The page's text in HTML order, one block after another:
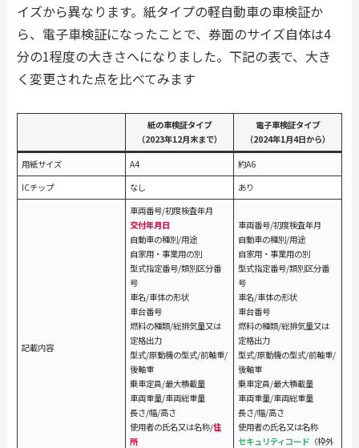
イズから異なります。紙タイプの軽自動車の車検証か
ら、電子車検証になったことで、券面のサイズ自体は4
分の1程度の大きさへになりました。下記の表で、大き
く変更された点を比べてみます
紙の車検証タイプ
（2023年12月末まで）
電子車検証タイプ
（2024年1月4日から）
用紙サイズ A4
約A6
ICチップ
なし あり
記載内容
車両番号/初度検査年月
交付年月日
自動車の種別/用途
自家用・事業用の別
型式指定番号/類別区分番
号
車名/車体の形状
車台番号
燃料の種類/総排気量又は
定格出力
型式/原動機の型式/前軸重/
後軸重
乗車定員/最大積載量
車両重量/車両総重量
長さ/幅/高さ
使用者の氏名又は名称/住
所
車両番号/初度検査年月
自動車の種別/用途
自家用・事業用の別
型式指定番号/類別区分番
号
車名/車体の形状
車台番号
燃料の種類/総排気量又は
定格出力
型式/原動機の型式/前軸重/
後軸重
乗車定員/最大積載量
車両重量/車両総重量
長さ/幅/高さ
使用者の氏名又は名称
セキュリティコード （枠外